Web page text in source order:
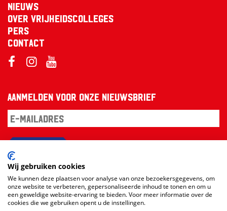
Nieuws
Over Vrijheidscolleges
Pers
Contact
Aanmelden voor onze nieuwsbrief
Wij gebruiken cookies
We kunnen deze plaatsen voor analyse van onze bezoekersgegevens, om
onze website te verbeteren, gepersonaliseerde inhoud te tonen en om u
een geweldige website-ervaring te bieden. Voor meer informatie over de
cookies die we gebruiken opent u de instellingen.